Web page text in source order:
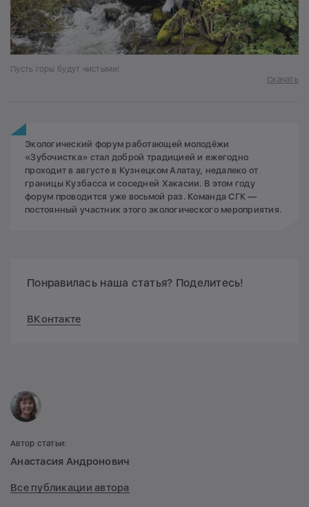
Пусть горы будут чистыми!
Скачать
Экологический форум работающей молодёжи
«Зубочистка» стал доброй традицией и ежегодно
проходит в августе в Кузнецком Алатау, недалеко от
границы Кузбасса и соседней Хакасии. В этом году
форум проводится уже восьмой раз. Команда СГК —
постоянный участник этого экологического мероприятия.
Понравилась наша статья? Поделитесь!
ВКонтакте
Автор статьи:
Анастасия Андронович
Все публикации автора